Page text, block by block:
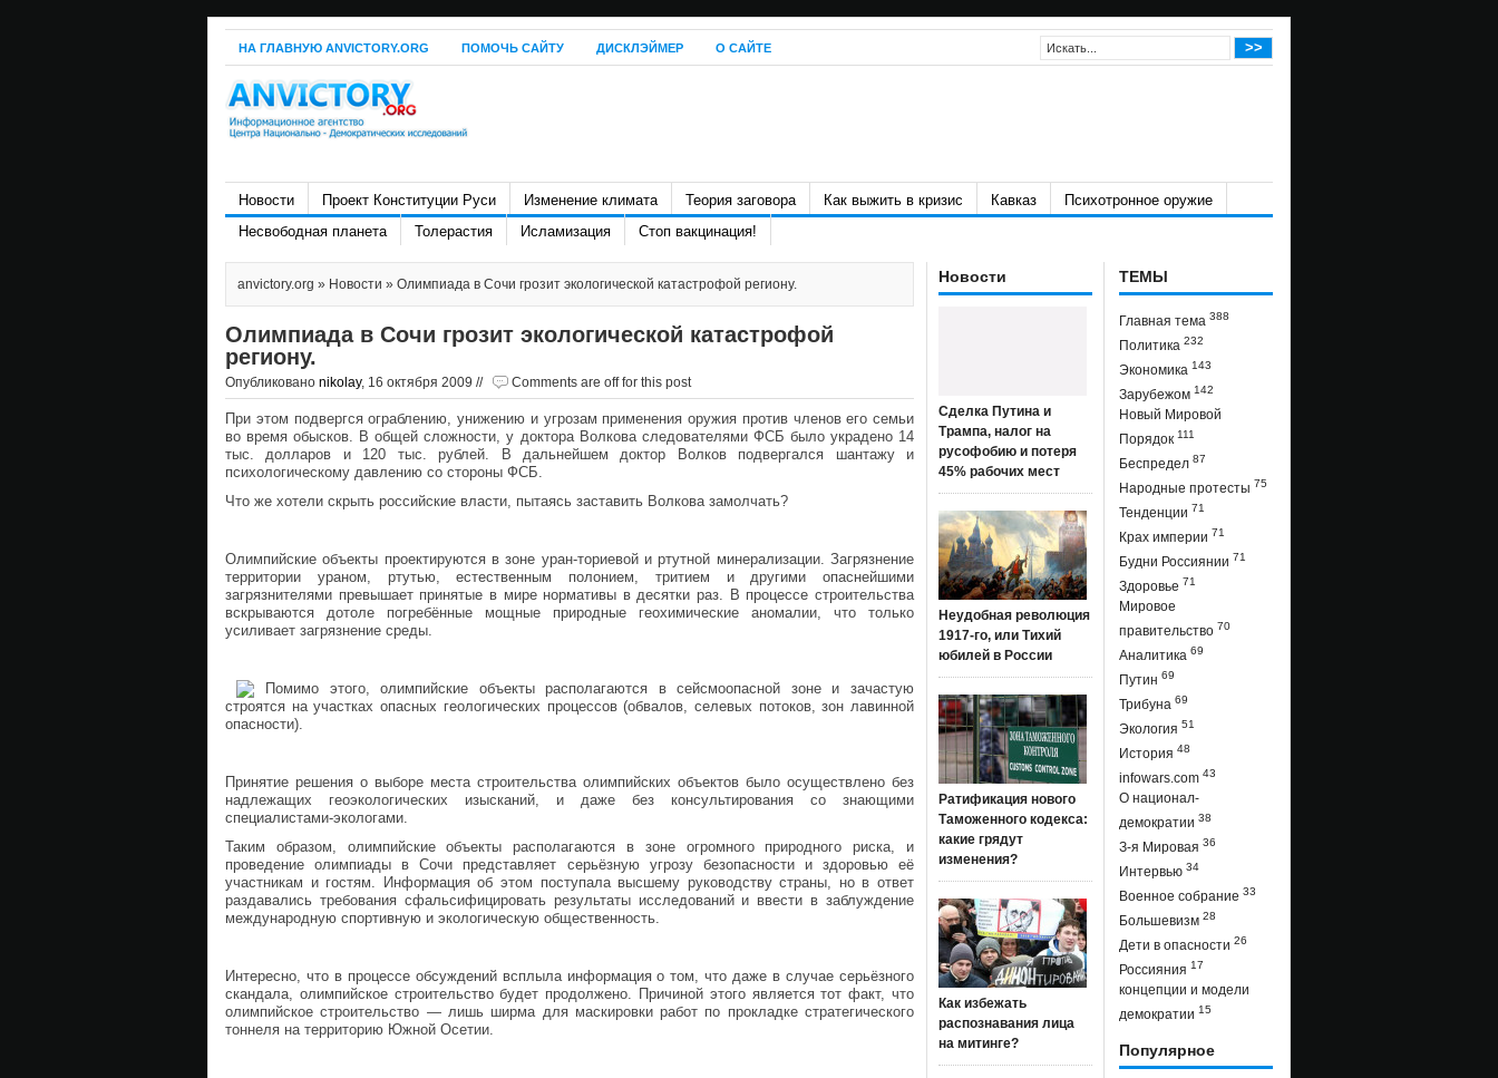
НА ГЛАВНУЮ ANVICTORY.ORG ПОМОЧЬ САЙТУ ДИСКЛЭЙМЕР О САЙТЕ
Новости Проект Конституции Руси Изменение климата Теория заговора Как выжить в кризис Кавказ
Психотронное оружие
Несвободная планета
Толерастия Исламизация Стоп вакцинация!
anvictory.org » Новости » Олимпиада в Сочи грозит экологической катастрофой региону.
Олимпиада в Сочи грозит экологической катастрофой
региону.
Опубликовано nikolay, 16 октября 2009 // Comments are off for this post
При этом подвергся ограблению, унижению и угрозам применения оружия против членов его семьи
во время обысков. В общей сложности, у доктора Волкова следователями ФСБ было украдено 14
тыс. долларов и 120 тыс. рублей. В дальнейшем доктор Волков подвергался шантажу и
психологическому давлению со стороны ФСБ.
Что же хотели скрыть российские власти, пытаясь заставить Волкова замолчать?
Олимпийские объекты проектируются в зоне уран-ториевой и ртутной минерализации. Загрязнение
территории ураном, ртутью, естественным полонием, тритием и другими опаснейшими
загрязнителями превышает принятые в мире нормативы в десятки раз. В процессе строительства
вскрываются дотоле погребённые мощные природные геохимические аномалии, что только
усиливает загрязнение среды.
Помимо этого, олимпийские объекты располагаются в сейсмоопасной зоне и зачастую
строятся на участках опасных геологических процессов (обвалов, селевых потоков, зон лавинной
опасности).
Принятие решения о выборе места строительства олимпийских объектов было осуществлено без
надлежащих геоэкологических изысканий, и даже без консультирования со знающими
специалистами-экологами.
Таким образом, олимпийские объекты располагаются в зоне огромного природного риска, и
проведение олимпиады в Сочи представляет серьёзную угрозу безопасности и здоровью её
участникам и гостям. Информация об этом поступала высшему руководству страны, но в ответ
раздавались требования сфальсифицировать результаты исследований и ввести в заблуждение
международную спортивную и экологическую общественность.
Интересно, что в процессе обсуждений всплыла информация о том, что даже в случае серьёзного
скандала, олимпийское строительство будет продолжено. Причиной этого является тот факт, что
олимпийское строительство — лишь ширма для маскировки работ по прокладке стратегического
тоннеля на территорию Южной Осетии.
Новости
Сделка Путина и
Трампа, налог на
русофобию и потеря
45% рабочих мест
Неудобная революция
1917-го, или Тихий
юбилей в России
Ратификация нового
Таможенного кодекса:
какие грядут
изменения?
Как избежать
распознавания лица
на митинге?
ТЕМЫ
Главная тема 388
Политика 232
Экономика 143
Зарубежом 142
Новый Мировой
Порядок 111
Беспредел 87
Народные протесты 75
Тенденции 71
Крах империи 71
Будни Россиянии 71
Здоровье 71
Мировое
правительство 70
Аналитика 69
Путин 69
Трибуна 69
Экология 51
История 48
infowars.com 43
О национал-
демократии 38
З-я Мировая 36
Интервью 34
Военное собрание 33
Большевизм 28
Дети в опасности 26
Россияния 17
концепции и модели
демократии 15
Популярное